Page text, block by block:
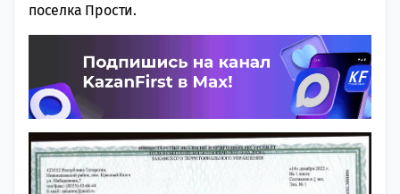
поселка Прости.